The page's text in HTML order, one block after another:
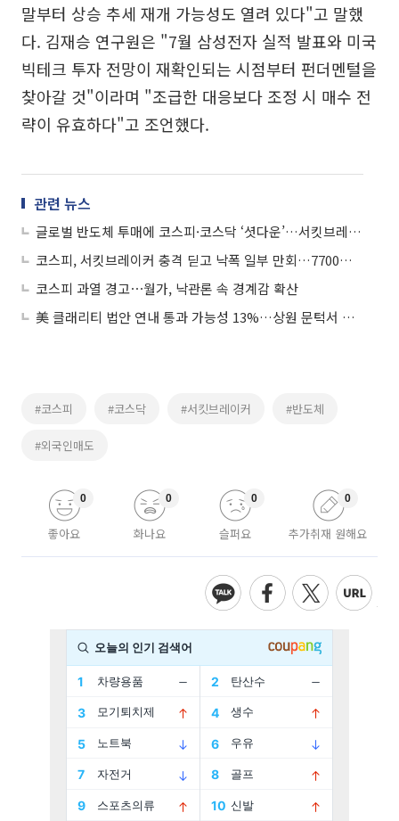
말부터 상승 추세 재개 가능성도 열려 있다"고 말했
다. 김재승 연구원은 "7월 삼성전자 실적 발표와 미국
빅테크 투자 전망이 재확인되는 시점부터 펀더멘털을
찾아갈 것"이라며 "조급한 대응보다 조정 시 매수 전
략이 유효하다"고 조언했다.
관련 뉴스
글로벌 반도체 투매에 코스피·코스닥 ‘셧다운’…서킷브레이커 발동
코스피, 서킷브레이커 충격 딛고 낙폭 일부 만회…7700선 약세
코스피 과열 경고⋯월가, 낙관론 속 경계감 확산
美 클래리티 법안 연내 통과 가능성 13%…상원 문턱서 제동
#코스피 #코스닥 #서킷브레이커 #반도체
#외국인매도
좋아요
0
화나요
0
슬퍼요
0
추가취재 원해요
0